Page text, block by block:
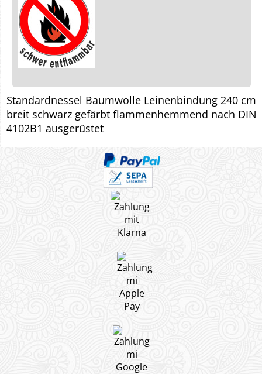
Standardnessel Baumwolle Leinenbindung 240 cm
breit schwarz gefärbt flammenhemmend nach DIN
4102B1 ausgerüstet